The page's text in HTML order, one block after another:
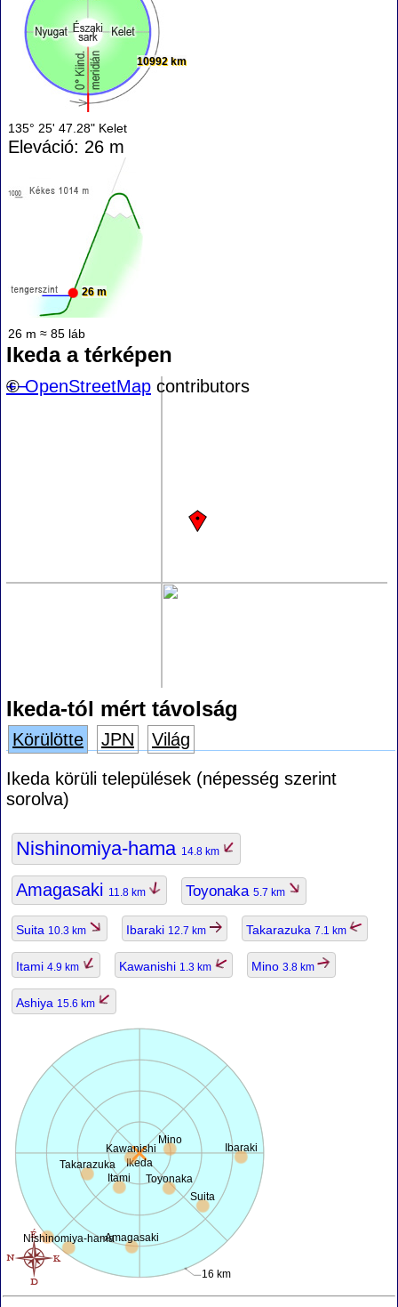
10992 km
135° 25' 47.28" Kelet
Eleváció: 26 m
26 m
26 m ≈ 85 láb
Ikeda a térképen
+−
©OpenStreetMap contributors
Ikeda-tól mért távolság
Körülötte JPN
Világ
Ikeda körüli települések (népesség szerint
sorolva)
Nishinomiya-hama 14.8 km
Amagasaki 11.8 km Toyonaka 5.7 km
Suita 10.3 km Ibaraki 12.7 km Takarazuka 7.1 km
Itami 4.9 km Kawanishi 1.3 km Mino 3.8 km
Ashiya 15.6 km
Ikeda
16 km
Nishinomiya-hamaAmagasaki
Toyonaka
Suita
Ibaraki
Takarazuka
Itami
Kawanishi
Mino